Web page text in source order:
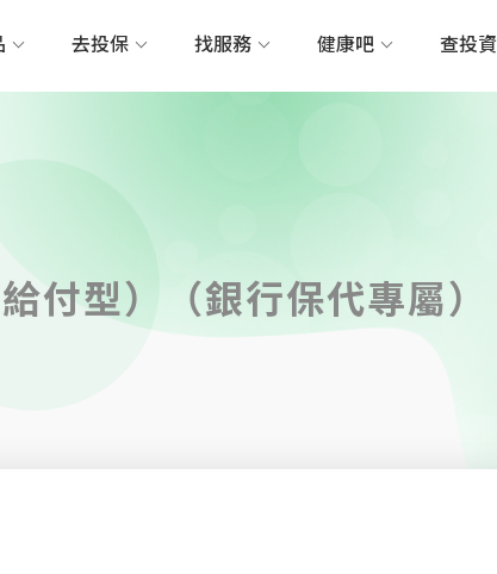
去投保 找服務 健康吧 查投資
付型）（銀行保代專屬）